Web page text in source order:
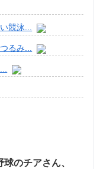
競泳...
るみ...
球のチアさん、